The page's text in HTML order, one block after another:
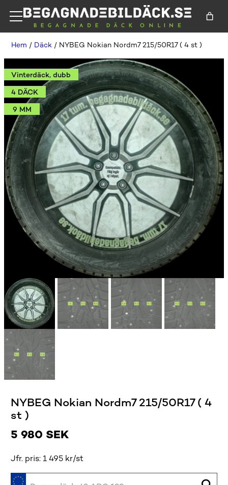
Hem / Däck / NYBEG Nokian Nordm7 215/50R17 ( 4 st )
Vinterdäck, dubb
4 DÄCK
9 MM
NYBEG Nokian Nordm7 215/50R17 ( 4
st )
5 980 SEK
Jfr. pris: 1 495 kr/st